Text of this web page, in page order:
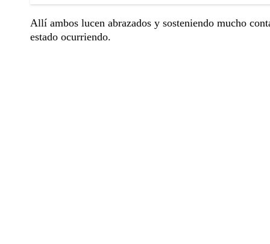
Allí ambos lucen abrazados y sosteniendo mucho
estado ocurriendo.